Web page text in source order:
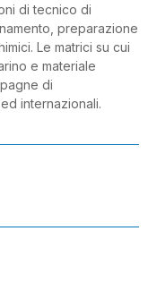
di tecnico di
preparazione
Le matrici su cui
e materiale
di
internazionali.